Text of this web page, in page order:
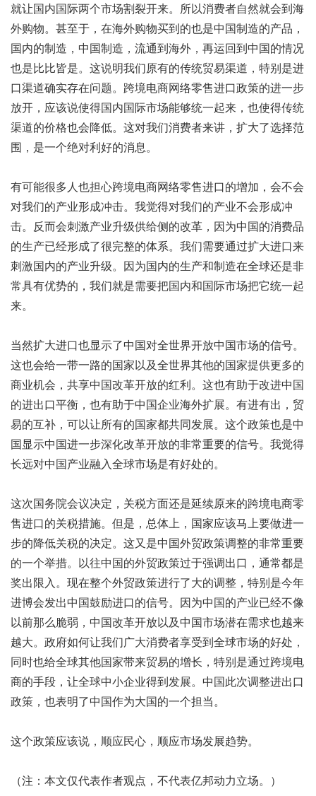
就让国内国际两个市场割裂开来。所以消费者自然就会到海
外购物。甚至于，在海外购物买到的也是中国制造的产品，
国内的制造，中国制造，流通到海外，再运回到中国的情况
也是比比皆是。这说明我们原有的传统贸易渠道，特别是进
口渠道确实存在问题。跨境电商网络零售进口政策的进一步
放开，应该说使得国内国际市场能够统一起来，也使得传统
渠道的价格也会降低。这对我们消费者来讲，扩大了选择范
围，是一个绝对利好的消息。
有可能很多人也担心跨境电商网络零售进口的增加，会不会
对我们的产业形成冲击。我觉得对我们的产业不会形成冲
击。反而会刺激产业升级供给侧的改革，因为中国的消费品
的生产已经形成了很完整的体系。我们需要通过扩大进口来
刺激国内的产业升级。因为国内的生产和制造在全球还是非
常具有优势的，我们就是需要把国内和国际市场把它统一起
来。
当然扩大进口也显示了中国对全世界开放中国市场的信号。
这也会给一带一路的国家以及全世界其他的国家提供更多的
商业机会，共享中国改革开放的红利。这也有助于改进中国
的进出口平衡，也有助于中国企业海外扩展。有进有出，贸
易的互补，可以让所有的国家都共同发展。这个政策也是中
国显示中国进一步深化改革开放的非常重要的信号。我觉得
长远对中国产业融入全球市场是有好处的。
这次国务院会议决定，关税方面还是延续原来的跨境电商零
售进口的关税措施。但是，总体上，国家应该马上要做进一
步的降低关税的决定。这又是中国外贸政策调整的非常重要
的一个举措。以往中国的外贸政策过于强调出口，通常都是
奖出限入。现在整个外贸政策进行了大的调整，特别是今年
进博会发出中国鼓励进口的信号。因为中国的产业已经不像
以前那么脆弱，中国改革开放以及中国市场潜在需求也越来
越大。政府如何让我们广大消费者享受到全球市场的好处，
同时也给全球其他国家带来贸易的增长，特别是通过跨境电
商的手段，让全球中小企业得到发展。中国此次调整进出口
政策，也表明了中国作为大国的一个担当。
这个政策应该说，顺应民心，顺应市场发展趋势。
（注：本文仅代表作者观点，不代表亿邦动力立场。）